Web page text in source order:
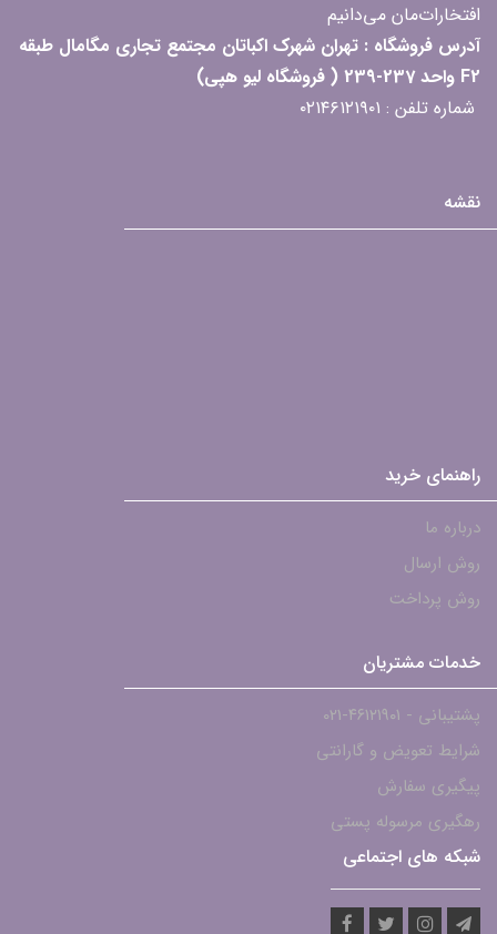
افتخارات‌مان می‌دانیم
آدرس فروشگاه : تهران شهرک اکباتان مجتمع تجاری مگامال طبقه
F2 واحد 237-239 ( فروشگاه لیو هپی)
شماره تلفن : ۰۲۱۴۶۱۲۱۹۰۱
نقشه
راهنمای خرید
درباره ما
روش ارسال
روش پرداخت
خدمات مشتریان
پشتیبانی - ۴۶۱۲۱۹۰۱-021
شرایط تعویض و گارانتی
پیگیری سفارش
رهگیری مرسوله پستی
شبکه های اجتماعی